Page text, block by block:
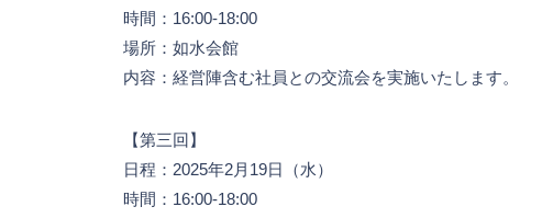
時間：16:00-18:00
場所：如水会館
内容：経営陣含む社員との交流会を実施いたします。
【第三回】
日程：2025年2月19日（水）
時間：16:00-18:00